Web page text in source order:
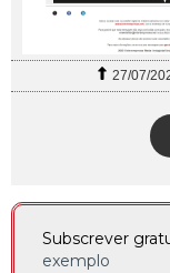
27/07/
Subscrever
exemplo